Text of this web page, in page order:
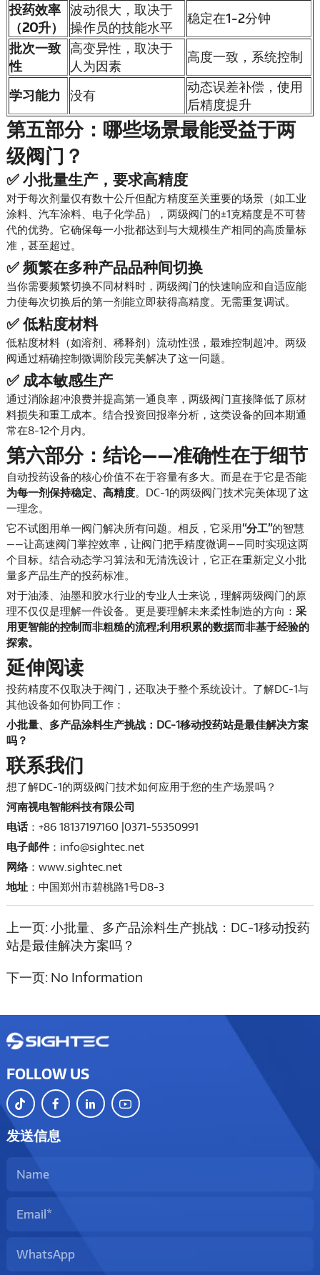
投药效率
（20升）
波动很大，取决于
操作员的技能水平
稳定在1-2分钟
批次一致
性
高变异性，取决于
人为因素
高度一致，系统控制
学习能力 没有
动态误差补偿，使用
后精度提升
第五部分：哪些场景最能受益于两
级阀门？
✅ 小批量生产，要求高精度
对于每次剂量仅有数十公斤但配方精度至关重要的场景（如工业
涂料、汽车涂料、电子化学品），两级阀门的±1克精度是不可替
代的优势。它确保每一小批都达到与大规模生产相同的高质量标
准，甚至超过。
✅ 频繁在多种产品品种间切换
当你需要频繁切换不同材料时，两级阀门的快速响应和自适应能
力使每次切换后的第一剂能立即获得高精度。无需重复调试。
✅ 低粘度材料
低粘度材料（如溶剂、稀释剂）流动性强，最难控制超冲。两级
阀通过精确控制微调阶段完美解决了这一问题。
✅ 成本敏感生产
通过消除超冲浪费并提高第一通良率，两级阀门直接降低了原材
料损失和重工成本。结合投资回报率分析，这类设备的回本期通
常在8-12个月内。
第六部分：结论——准确性在于细节
自动投药设备的核心价值不在于容量有多大。而是在于它是否能
为每一剂保持稳定、高精度。DC-1的两级阀门技术完美体现了这
一理念。
它不试图用单一阀门解决所有问题。相反，它采用“分工”的智慧
——让高速阀门掌控效率，让阀门把手精度微调——同时实现这两
个目标。结合动态学习算法和无清洗设计，它正在重新定义小批
量多产品生产的投药标准。
对于油漆、油墨和胶水行业的专业人士来说，理解两级阀门的原
理不仅仅是理解一件设备。更是要理解未来柔性制造的方向： 采
用更智能的控制而非粗糙的流程;利用积累的数据而非基于经验的
探索。
延伸阅读
投药精度不仅取决于阀门，还取决于整个系统设计。了解DC-1与
其他设备如何协同工作：
小批量、多产品涂料生产挑战：DC-1移动投药站是最佳解决方案
吗？
联系我们
想了解DC-1的两级阀门技术如何应用于您的生产场景吗？
河南视电智能科技有限公司
电话：+86 18137197160 |0371-55350991
电子邮件：info@sightec.net
网络： www.sightec.net
地址：中国郑州市碧桃路1号D8-3
上一页: 小批量、多产品涂料生产挑战：DC-1移动投药
站是最佳解决方案吗？
下一页: No Information
FOLLOW US
发送信息